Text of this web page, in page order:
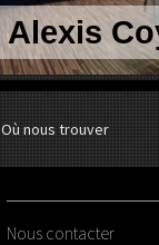
Alexis
Où nous trouver
Nous contacter